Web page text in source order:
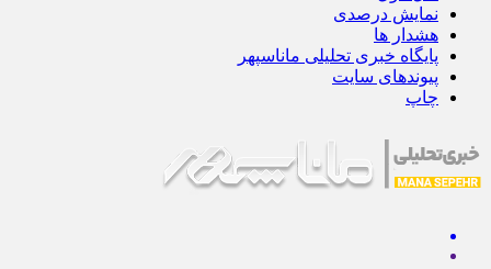
نمایش درصدی
هشدار ها
پایگاه خبری تحلیلی ماناسپهر
پیوندهای سایت
چاپ